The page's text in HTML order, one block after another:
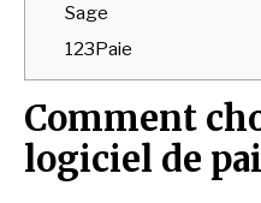
Sage
123Paie
Comment
logiciel de